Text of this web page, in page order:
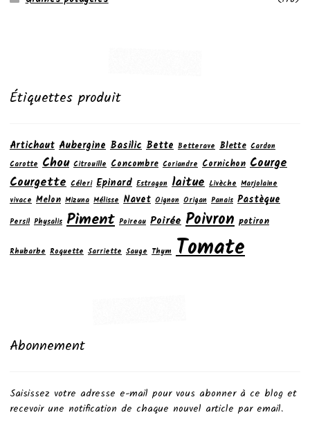
Étiquettes produit
Artichaut Aubergine Basilic Bette Betterave Blette Cardon
Carotte Chou Citrouille Concombre Coriandre Cornichon Courge
Courgette Céleri Epinard Estragon laitue Livèche Marjolaine
vivace Melon Mizuna Mélisse Navet Oignon Origan Panais Pastèque
Persil Physalis Piment Poireau Poirée Poivron potiron
Rhubarbe Roquette Sarriette Sauge Thym Tomate
Abonnement
Saisissez votre adresse e-mail pour vous abonner à ce blog et
recevoir une notification de chaque nouvel article par email.